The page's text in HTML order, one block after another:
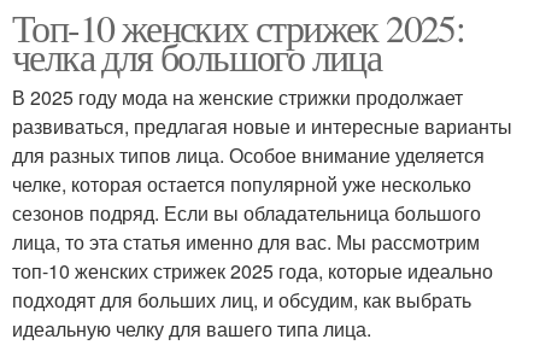
Топ-10 женских стрижек 2025:
челка для большого лица
В 2025 году мода на женские стрижки продолжает
развиваться, предлагая новые и интересные варианты
для разных типов лица. Особое внимание уделяется
челке, которая остается популярной уже несколько
сезонов подряд. Если вы обладательница большого
лица, то эта статья именно для вас. Мы рассмотрим
топ-10 женских стрижек 2025 года, которые идеально
подходят для больших лиц, и обсудим, как выбрать
идеальную челку для вашего типа лица.